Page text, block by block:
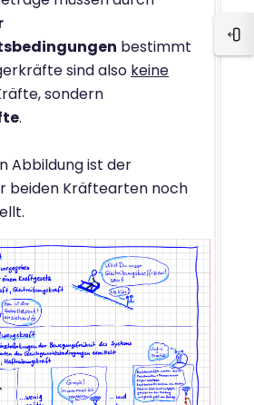
bestimmt
sind also keine
sondern
.
Abbildung ist der
beiden Kräftearten noch